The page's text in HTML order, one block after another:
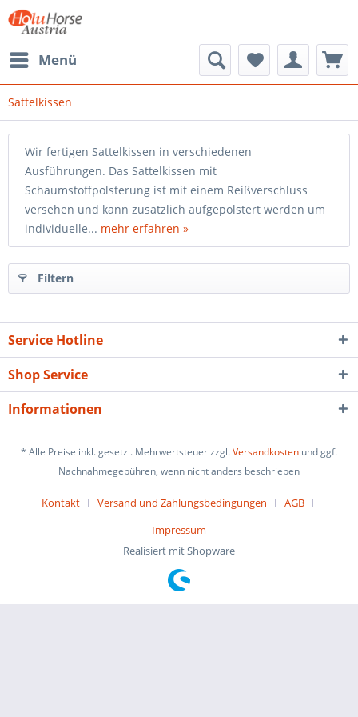
Menü
Sattelkissen
Wir fertigen Sattelkissen in verschiedenen
Ausführungen. Das Sattelkissen mit
Schaumstoffpolsterung ist mit einem Reißverschluss
versehen und kann zusätzlich aufgepolstert werden um
individuelle... mehr erfahren »
Filtern
Service Hotline
Shop Service
Informationen
* Alle Preise inkl. gesetzl. Mehrwertsteuer zzgl.Versandkosten und ggf.
Nachnahmegebühren, wenn nicht anders beschrieben
Kontakt Versand und Zahlungsbedingungen
AGB
Impressum
Realisiert mit Shopware